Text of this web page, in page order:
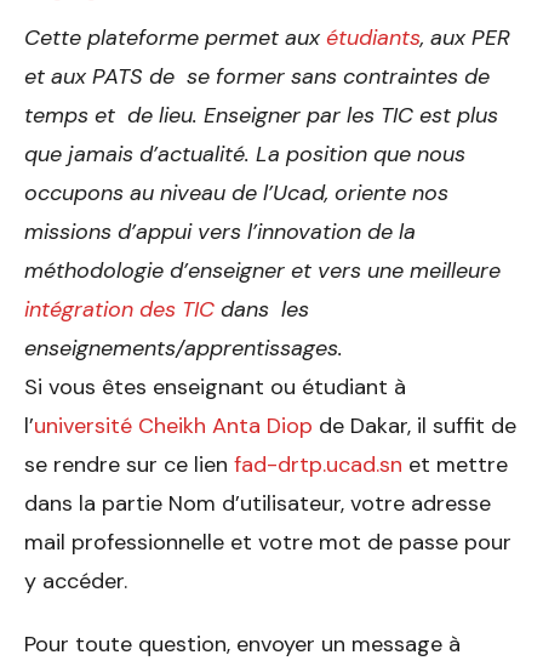
Cette plateforme permet aux étudiants, aux PER
et aux PATS de se former sans contraintes de
temps et de lieu. Enseigner par les TIC est plus
que jamais d’actualité. La position que nous
occupons au niveau de l’Ucad, oriente nos
missions d’appui vers l’innovation de la
méthodologie d’enseigner et vers une meilleure
intégration des TIC dans les
enseignements/apprentissages.
Si vous êtes enseignant ou étudiant à
l’université Cheikh Anta Diop de Dakar, il suffit de
se rendre sur ce lien fad-drtp.ucad.sn et mettre
dans la partie Nom d’utilisateur, votre adresse
mail professionnelle et votre mot de passe pour
y accéder.
Pour toute question, envoyer un message à